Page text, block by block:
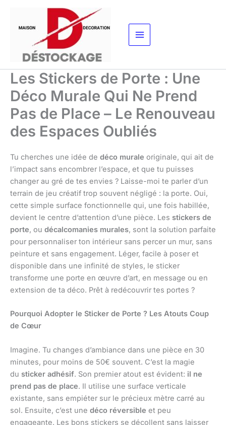
contenu
Les Stickers de Porte : Une
Déco Murale Qui Ne Prend
Pas de Place – Le Renouveau
des Espaces Oubliés
Tu cherches une idée de déco murale originale, qui ait de
l’impact sans encombrer l’espace, et que tu puisses
changer au gré de tes envies ? Laisse-moi te parler d’un
terrain de jeu créatif trop souvent négligé : la porte. Oui,
cette simple surface fonctionnelle qui, une fois habillée,
devient le centre d’attention d’une pièce. Les stickers de
porte, ou décalcomanies murales, sont la solution parfaite
pour personnaliser ton intérieur sans percer un mur, sans
peinture et sans engagement. Léger, facile à poser et
disponible dans une infinité de styles, le sticker
transforme une porte en œuvre d’art, en message ou en
extension de ta déco. Prêt à redécouvrir tes portes ?
Pourquoi Adopter le Sticker de Porte ? Les Atouts Coup
de Cœur
Imagine. Tu changes d’ambiance dans une pièce en 30
minutes, pour moins de 50€ souvent. C’est la magie
du sticker adhésif. Son premier atout est évident: il ne
prend pas de place. Il utilise une surface verticale
existante, sans empiéter sur le précieux mètre carré au
sol. Ensuite, c’est une déco réversible et peu
engageante. Les bons stickers se décollent sans laisser